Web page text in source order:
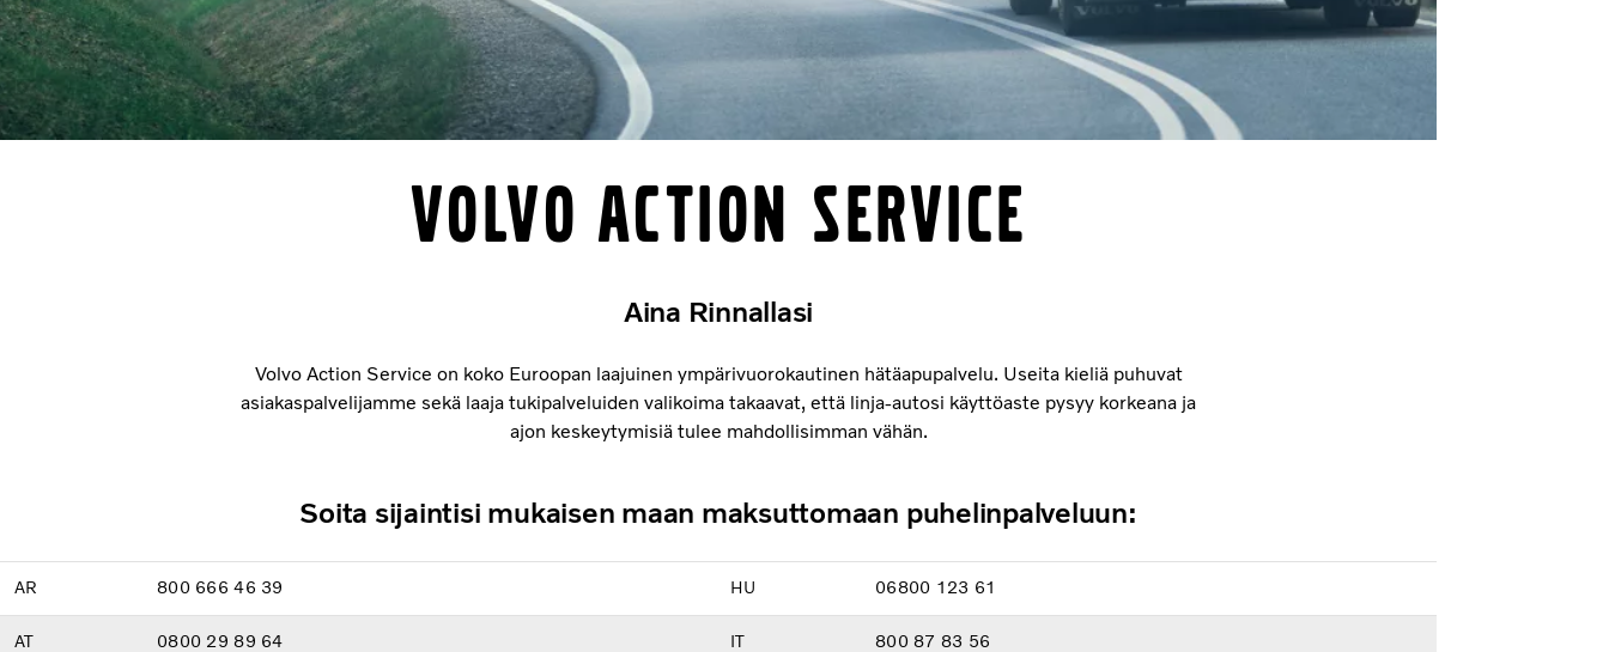
Volvo Action Service
Aina Rinnallasi
Volvo Action Service on koko Euroopan laajuinen ympärivuorokautinen hätäapupalvelu. Useita kieliä puhuvat
asiakaspalvelijamme sekä laaja tukipalveluiden valikoima takaavat, että linja-autosi käyttöaste pysyy korkeana ja
ajon keskeytymisiä tulee mahdollisimman vähän.
Soita sijaintisi mukaisen maan maksuttomaan puhelinpalveluun:
AR 800 666 46 39 HU 06800 123 61
AT 0800 29 89 64 IT 800 87 83 56